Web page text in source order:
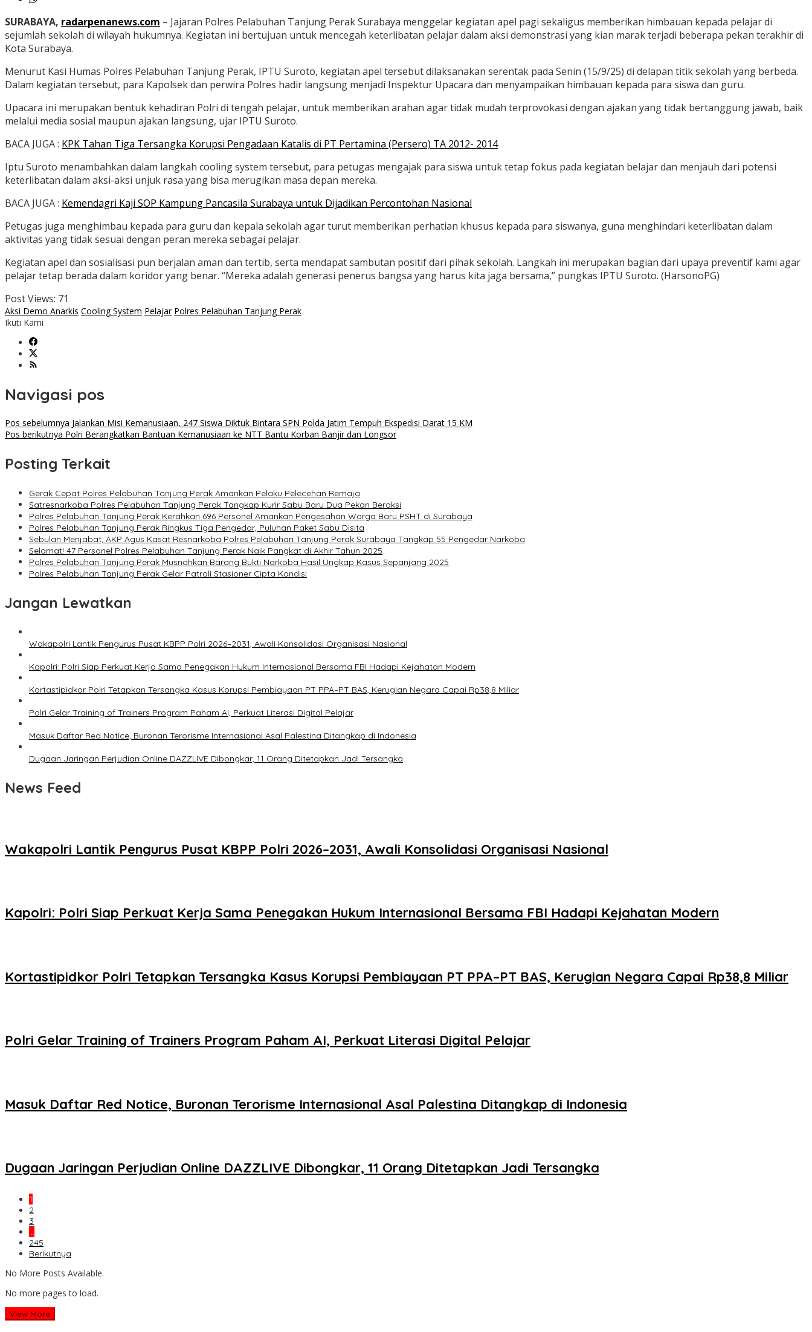
SURABAYA, radarpenanews.com – Jajaran Polres Pelabuhan Tanjung Perak Surabaya menggelar kegiatan apel pagi sekaligus memberikan himbauan kepada pelajar di
sejumlah sekolah di wilayah hukumnya. Kegiatan ini bertujuan untuk mencegah keterlibatan pelajar dalam aksi demonstrasi yang kian marak terjadi beberapa pekan terakhir di
Kota Surabaya.
Menurut Kasi Humas Polres Pelabuhan Tanjung Perak, IPTU Suroto, kegiatan apel tersebut dilaksanakan serentak pada Senin (15/9/25) di delapan titik sekolah yang berbeda.
Dalam kegiatan tersebut, para Kapolsek dan perwira Polres hadir langsung menjadi Inspektur Upacara dan menyampaikan himbauan kepada para siswa dan guru.
Upacara ini merupakan bentuk kehadiran Polri di tengah pelajar, untuk memberikan arahan agar tidak mudah terprovokasi dengan ajakan yang tidak bertanggung jawab, baik
melalui media sosial maupun ajakan langsung, ujar IPTU Suroto.
BACA JUGA : KPK Tahan Tiga Tersangka Korupsi Pengadaan Katalis di PT Pertamina (Persero) TA 2012- 2014
Iptu Suroto menambahkan dalam langkah cooling system tersebut, para petugas mengajak para siswa untuk tetap fokus pada kegiatan belajar dan menjauh dari potensi
keterlibatan dalam aksi-aksi unjuk rasa yang bisa merugikan masa depan mereka.
BACA JUGA : Kemendagri Kaji SOP Kampung Pancasila Surabaya untuk Dijadikan Percontohan Nasional
Petugas juga menghimbau kepada para guru dan kepala sekolah agar turut memberikan perhatian khusus kepada para siswanya, guna menghindari keterlibatan dalam
aktivitas yang tidak sesuai dengan peran mereka sebagai pelajar.
Kegiatan apel dan sosialisasi pun berjalan aman dan tertib, serta mendapat sambutan positif dari pihak sekolah. Langkah ini merupakan bagian dari upaya preventif kami agar
pelajar tetap berada dalam koridor yang benar. “Mereka adalah generasi penerus bangsa yang harus kita jaga bersama,” pungkas IPTU Suroto. (HarsonoPG)
Post Views: 71
Aksi Demo Anarkis Cooling System Pelajar Polres Pelabuhan Tanjung Perak
Ikuti Kami
Navigasi pos
Pos sebelumnya Jalankan Misi Kemanusiaan, 247 Siswa Diktuk Bintara SPN Polda Jatim Tempuh Ekspedisi Darat 15 KM
Pos berikutnya Polri Berangkatkan Bantuan Kemanusiaan ke NTT Bantu Korban Banjir dan Longsor
Posting Terkait
Gerak Cepat Polres Pelabuhan Tanjung Perak Amankan Pelaku Pelecehan Remaja
Satresnarkoba Polres Pelabuhan Tanjung Perak Tangkap Kurir Sabu Baru Dua Pekan Beraksi
Polres Pelabuhan Tanjung Perak Kerahkan 696 Personel Amankan Pengesahan Warga Baru PSHT di Surabaya
Polres Pelabuhan Tanjung Perak Ringkus Tiga Pengedar, Puluhan Paket Sabu Disita
Sebulan Menjabat, AKP Agus Kasat Resnarkoba Polres Pelabuhan Tanjung Perak Surabaya Tangkap 55 Pengedar Narkoba
Selamat! 47 Personel Polres Pelabuhan Tanjung Perak Naik Pangkat di Akhir Tahun 2025
Polres Pelabuhan Tanjung Perak Musnahkan Barang Bukti Narkoba Hasil Ungkap Kasus Sepanjang 2025
Polres Pelabuhan Tanjung Perak Gelar Patroli Stasioner Cipta Kondisi
Jangan Lewatkan
Wakapolri Lantik Pengurus Pusat KBPP Polri 2026–2031, Awali Konsolidasi Organisasi Nasional
Kapolri: Polri Siap Perkuat Kerja Sama Penegakan Hukum Internasional Bersama FBI Hadapi Kejahatan Modern
Kortastipidkor Polri Tetapkan Tersangka Kasus Korupsi Pembiayaan PT PPA–PT BAS, Kerugian Negara Capai Rp38,8 Miliar
Polri Gelar Training of Trainers Program Paham AI, Perkuat Literasi Digital Pelajar
Masuk Daftar Red Notice, Buronan Terorisme Internasional Asal Palestina Ditangkap di Indonesia
Dugaan Jaringan Perjudian Online DAZZLIVE Dibongkar, 11 Orang Ditetapkan Jadi Tersangka
News Feed
Wakapolri Lantik Pengurus Pusat KBPP Polri 2026–2031, Awali Konsolidasi Organisasi Nasional
Kapolri: Polri Siap Perkuat Kerja Sama Penegakan Hukum Internasional Bersama FBI Hadapi Kejahatan Modern
Kortastipidkor Polri Tetapkan Tersangka Kasus Korupsi Pembiayaan PT PPA–PT BAS, Kerugian Negara Capai Rp38,8 Miliar
Polri Gelar Training of Trainers Program Paham AI, Perkuat Literasi Digital Pelajar
Masuk Daftar Red Notice, Buronan Terorisme Internasional Asal Palestina Ditangkap di Indonesia
Dugaan Jaringan Perjudian Online DAZZLIVE Dibongkar, 11 Orang Ditetapkan Jadi Tersangka
1
2
3
…
245
Berikutnya
No More Posts Available.
No more pages to load.
View More